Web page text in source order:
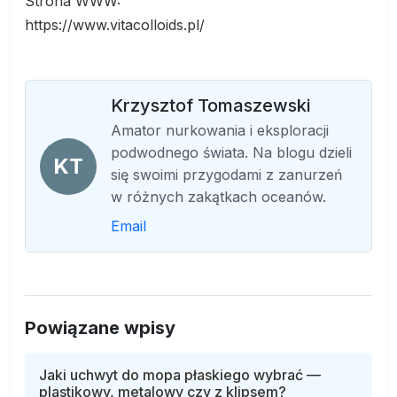
https://www.vitacolloids.pl/
KT
Krzysztof Tomaszewski
Amator nurkowania i eksploracji
podwodnego świata. Na blogu dzieli
się swoimi przygodami z zanurzeń
w różnych zakątkach oceanów.
Email
Powiązane wpisy
Jaki uchwyt do mopa płaskiego wybrać —
plastikowy, metalowy czy z klipsem?